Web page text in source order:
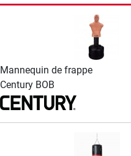
Mannequin de frappe
Century BOB